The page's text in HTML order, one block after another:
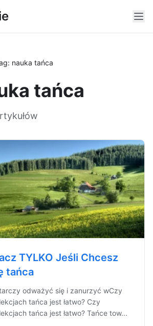
nauka tańca
tańca
TYLKO Jeśli Chcesz
tańca
odważyć się i zanurzyć wCzy
tańca jest łatwo? Czy
tańca jest łatwo? Tańce tow...